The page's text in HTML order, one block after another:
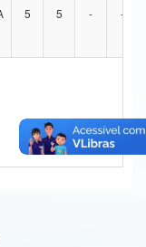
5 5 - -